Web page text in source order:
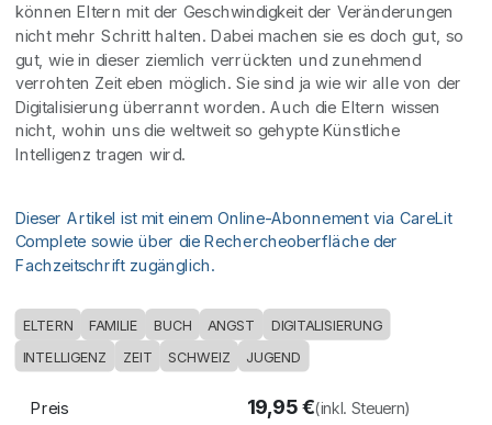
können Eltern mit der Geschwindigkeit der Veränderungen
nicht mehr Schritt halten. Dabei machen sie es doch gut, so
gut, wie in dieser ziemlich verrückten und zunehmend
verrohten Zeit eben möglich. Sie sind ja wie wir alle von der
Digitalisierung überrannt worden. Auch die Eltern wissen
nicht, wohin uns die weltweit so gehypte Künstliche
Intelligenz tragen wird.
Dieser Artikel ist mit einem Online-Abonnement via CareLit
Complete sowie über die Rechercheoberfläche der
Fachzeitschrift zugänglich.
ELTERN FAMILIE BUCH ANGST
DIGITALISIERUNG
INTELLIGENZ
ZEIT SCHWEIZ JUGEND
Preis 19,95€(inkl. Steuern)